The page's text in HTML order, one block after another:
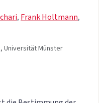
, Frank Holtmann,
Universität Münster